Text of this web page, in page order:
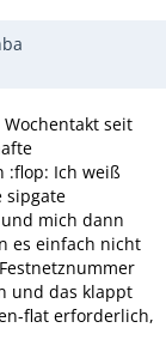
seit
:flop: Ich weiß
sipgate
mich dann
es einfach nicht
und das klappt
flat erforderlich,